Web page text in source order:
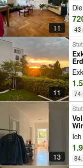
11 43
11 74
13